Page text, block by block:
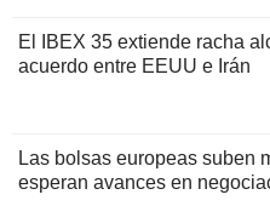
El IBEX 35 extiende racha
acuerdo entre EEUU e Irán
Las bolsas europeas suben
esperan avances en